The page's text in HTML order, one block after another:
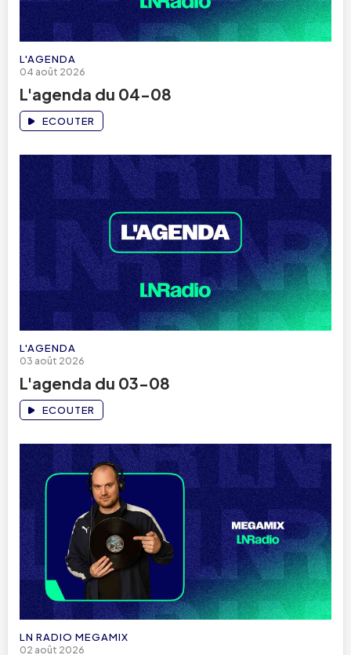
L'AGENDA
04 août 2026
L'agenda du 04-08
ECOUTER
L'AGENDA
03 août 2026
L'agenda du 03-08
ECOUTER
LN RADIO MEGAMIX
02 août 2026